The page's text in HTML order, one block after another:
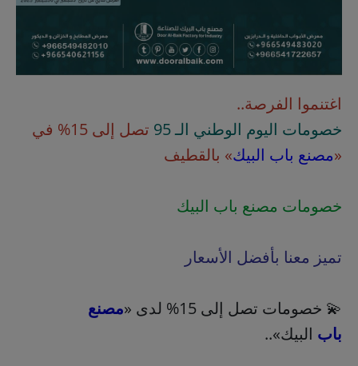
اغتنموا الفرصة..
خصومات اليوم الوطني الـ 95
تصل إلى 15% في
«مصنع باب البيك» بالقطيف
خصومات مصنع باب البيك
تميز معنا بأفضل الأسعار
💫 خصومات تصل إلى 15% لدى «
مصنع
باب البيك»..